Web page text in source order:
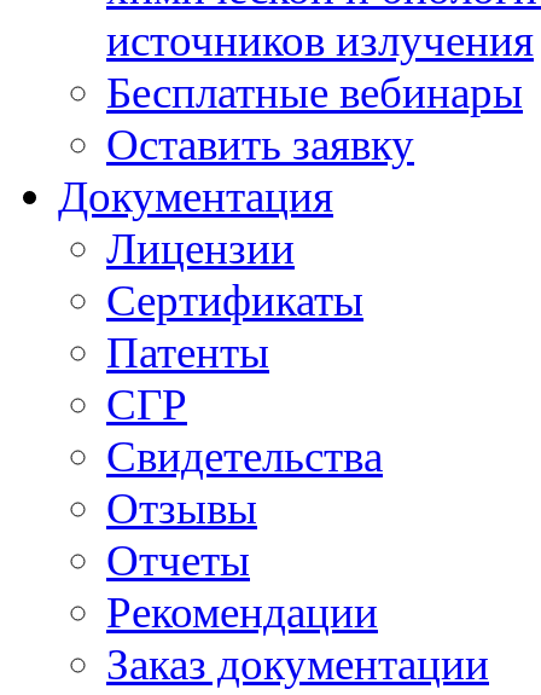
источников излучения
Бесплатные вебинары
Оставить заявку
Документация
Лицензии
Сертификаты
Патенты
СГР
Свидетельства
Отзывы
Отчеты
Рекомендации
Заказ документации